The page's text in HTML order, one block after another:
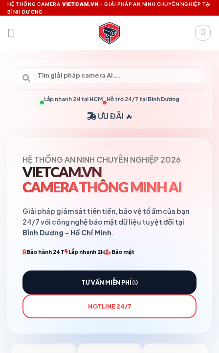
Skip
to
content
HỆ THỐNG CAMERA VIETCAM.VN - GIẢI PHÁP AN NINH CHUYÊN NGHIỆP TẠI
BÌNH DƯƠNG
Lắp nhanh 2H tại HCM Hỗ trợ 24/7 tại Bình Dương
ƯU ĐÃI 🔥
HỆ THỐNG AN NINH CHUYÊN NGHIỆP 2026
VIETCAM.VN
CAMERA THÔNG MINH AI
Giải pháp giám sát tiên tiến, bảo vệ tổ ấm của bạn
24/7 với công nghệ bảo mật dữ liệu tuyệt đối tại
Bình Dương - Hồ Chí Minh.
Bảo hành 24T Lắp nhanh 2H Bảo mật
TƯ VẤN MIỄN PHÍ
HOTLINE 24/7